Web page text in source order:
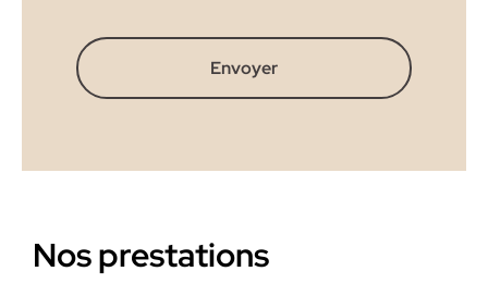
Envoyer
Nos prestations